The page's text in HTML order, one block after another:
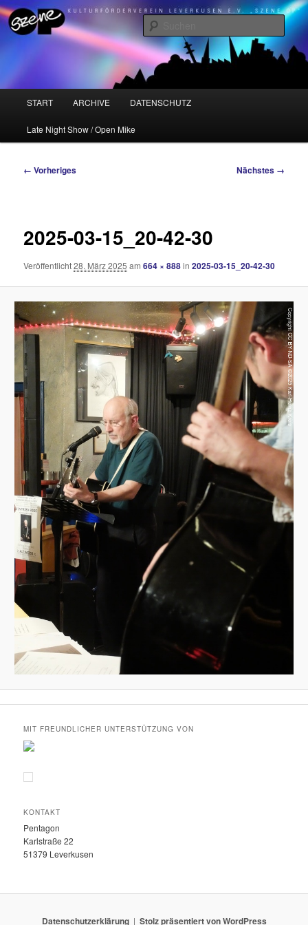
Zum
primären
Inhalt
Szene OP
Kulturförderverein Leverkusen e.V. "Szene OP"
START ARCHIVE DATENSCHUTZ
Late Night Show / Open Mike
Bilder-
← Vorheriges Nächstes →
2025-03-15_20-42-30
Veröffentlicht28. März 2025 am664 × 888in2025-03-15_20-42-30
MIT FREUNDLICHER UNTERSTÜTZUNG VON
KONTAKT
Pentagon
Karlstraße 22
51379 Leverkusen
Datenschutzerklärung Stolz präsentiert von WordPress